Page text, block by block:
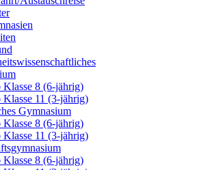
Klasse 8 (6-jährig)
Klasse 11 (3-jährig)
Gymnasium
Klasse 8 (6-jährig)
Klasse 11 (3-jährig)
Klasse 8 (6-jährig)